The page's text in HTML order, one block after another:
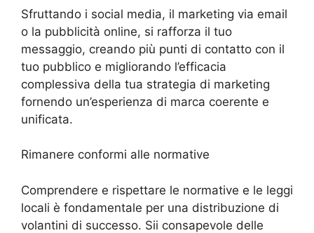
Sfruttando i social media, il marketing via email
o la pubblicità online, si rafforza il tuo
messaggio, creando più punti di contatto con il
tuo pubblico e migliorando l’efficacia
complessiva della tua strategia di marketing
fornendo un’esperienza di marca coerente e
unificata.
Rimanere conformi alle normative
Comprendere e rispettare le normative e le leggi
locali è fondamentale per una distribuzione di
volantini di successo. Sii consapevole delle